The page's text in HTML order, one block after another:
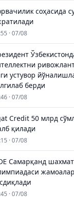
соҳасида
· 07/08
устувор
берди
· 07/08
Credit 50 млрд
қилади
· 07/08
Самарқанд шахмат
· 07/08